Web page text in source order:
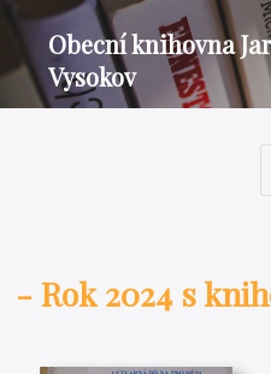
Obecní knihovna
Vysokov
- Rok 2024 s